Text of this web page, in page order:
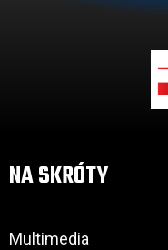
NA SKRÓTY
Multimedia